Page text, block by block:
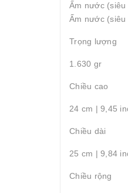
Ấm nước (siêu
Ấm nước
Trọng lượng
1.630 gr
Chiều cao
24 cm | 9,45
Chiều dài
25 cm | 9,84
Chiều rộng